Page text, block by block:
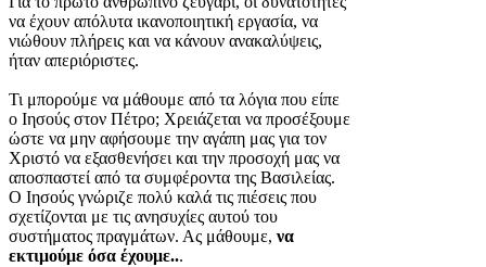
να έχουν απόλυτα ικανοποιητική εργασία, να
νιώθουν πλήρεις και να κάνουν ανακαλύψεις,
ήταν απεριόριστες.
Τι μπορούμε να μάθουμε από τα λόγια που είπε
ο Ιησούς στον Πέτρο; Χρειάζεται να προσέξουμε
ώστε να μην αφήσουμε την αγάπη μας για τον
Χριστό να εξασθενήσει και την προσοχή μας να
αποσπαστεί από τα συμφέροντα της Βασιλείας.
Ο Ιησούς γνώριζε πολύ καλά τις πιέσεις που
σχετίζονται με τις ανησυχίες αυτού του
συστήματος πραγμάτων. Ας μάθουμε, να
εκτιμούμε όσα έχουμε...